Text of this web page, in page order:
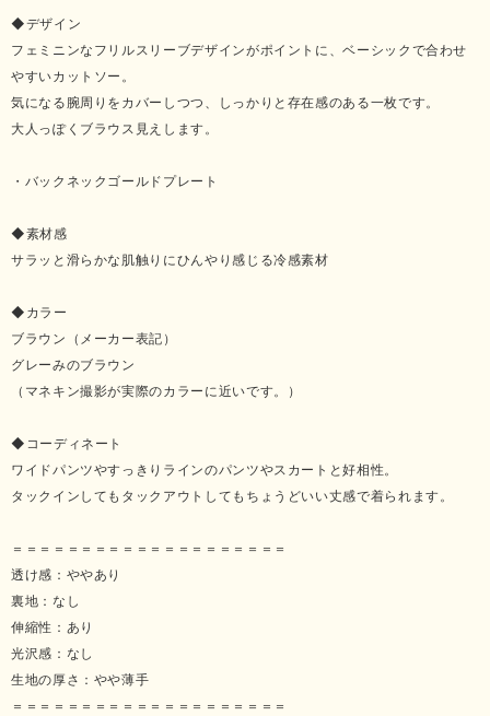
◆デザイン
フェミニンなフリルスリーブデザインがポイントに、ベーシックで合わせ
やすいカットソー。
気になる腕周りをカバーしつつ、しっかりと存在感のある一枚です。
大人っぽくブラウス見えします。
・バックネックゴールドプレート
◆素材感
サラッと滑らかな肌触りにひんやり感じる冷感素材
◆カラー
ブラウン（メーカー表記）
グレーみのブラウン
（マネキン撮影が実際のカラーに近いです。）
◆コーディネート
ワイドパンツやすっきりラインのパンツやスカートと好相性。
タックインしてもタックアウトしてもちょうどいい丈感で着られます。
＝＝＝＝＝＝＝＝＝＝＝＝＝＝＝＝＝＝＝＝
透け感：ややあり
裏地：なし
伸縮性：あり
光沢感：なし
生地の厚さ：やや薄手
＝＝＝＝＝＝＝＝＝＝＝＝＝＝＝＝＝＝＝＝